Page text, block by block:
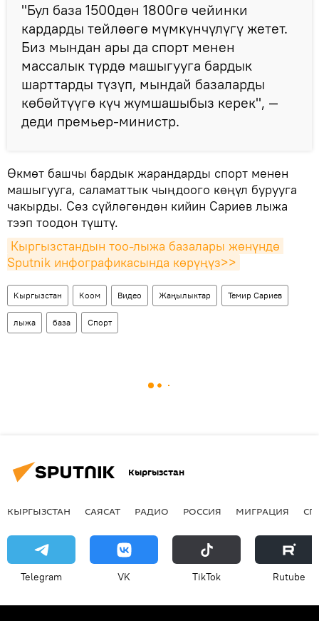
"Бул база 1500дөн 1800гө чейинки
кардарды тейлөөгө мүмкүнчүлүгү жетет.
Биз мындан ары да спорт менен
массалык түрдө машыгууга бардык
шарттарды түзүп, мындай базаларды
көбөйтүүгө күч жумшашыбыз керек", —
деди премьер-министр.
Өкмөт башчы бардык жарандарды спорт менен
машыгууга, саламаттык чыңдоого көңүл бурууга
чакырды. Сөз сүйлөгөндөн кийин Сариев лыжа
тээп тоодон түштү.
Кыргызстандын тоо-лыжа базалары жөнүндө
Sputnik инфографикасында көрүңүз>>
Кыргызстан Коом Видео Жаңылыктар Темир Сариев
лыжа база Спорт
Кыргызстан
КЫРГЫЗСТАН САЯСАТ РАДИО РОССИЯ МИГРАЦИЯ
Telegram VK ТikТоk Rutube